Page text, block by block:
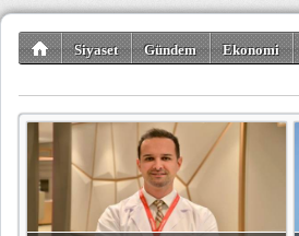
Siyaset Gündem Ekonomi